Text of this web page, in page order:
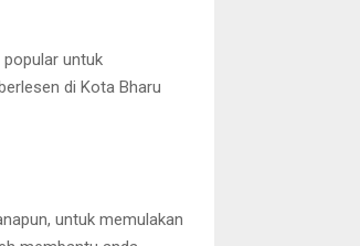
untuk
di Kota Bharu
untuk memulakan